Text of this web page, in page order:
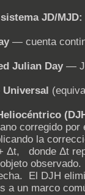
JD/MJD:
— cuenta
Julian Day—
corregido
la
donde Δt
El DJH
a un marco